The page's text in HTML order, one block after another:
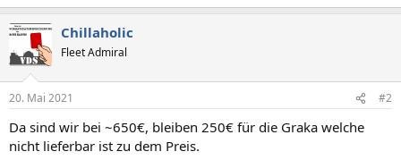
Chillaholic
Fleet Admiral
20. Mai 2021 #2
Da sind wir bei ~650€, bleiben 250€ für die Graka welche
nicht lieferbar ist zu dem Preis.